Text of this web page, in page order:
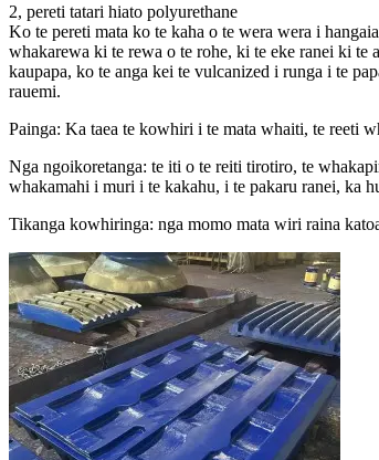
2, pereti tatari hiato polyurethane
Ko te pereti mata ko te kaha o te wera wera i
whakarewa ki te rewa o te rohe, ki te eke ranei ki te
kaupapa, ko te anga kei te vulcanized i runga i te
rauemi.
Painga: Ka taea te kowhiri i te mata whaiti, te reeti
Nga ngoikoretanga: te iti o te reiti tirotiro, te
whakamahi i muri i te kakahu, i te pakaru ranei, ka
Tikanga kowhiringa: nga momo mata wiri raina